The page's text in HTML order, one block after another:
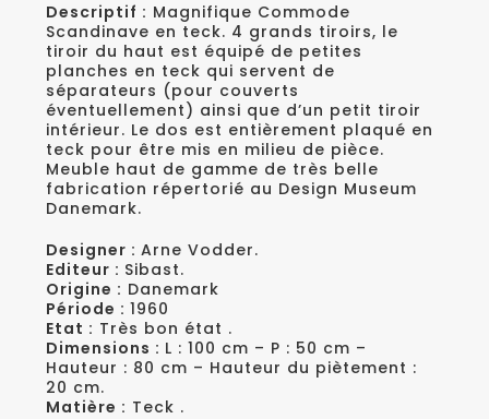
Descriptif : Magnifique Commode
Scandinave en teck. 4 grands tiroirs, le
tiroir du haut est équipé de petites
planches en teck qui servent de
séparateurs (pour couverts
éventuellement) ainsi que d’un petit tiroir
intérieur. Le dos est entièrement plaqué en
teck pour être mis en milieu de pièce.
Meuble haut de gamme de très belle
fabrication répertorié au Design Museum
Danemark.
Designer :Arne Vodder.
Editeur : Sibast.
Origine : Danemark
Période :1960
Etat : Très bon état .
Dimensions : L : 100 cm – P : 50 cm –
Hauteur : 80 cm – Hauteur du piètement :
20 cm.
Matière : Teck .